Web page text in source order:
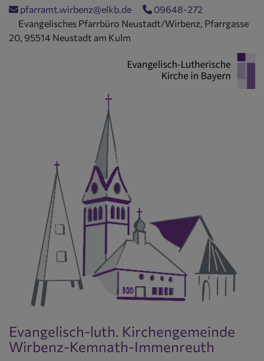
Direkt
Inhalt
pfarramt.wirbenz@elkb.de
09648-272
Evangelisches Pfarrbüro Neustadt/Wirbenz, Pfarrgasse
20, 95514 Neustadt am Kulm
Evangelisch-luth. Kirchengemeinde
Wirbenz-Kemnath-Immenreuth